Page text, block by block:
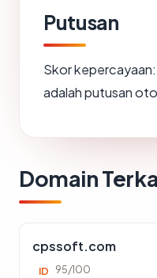
Putusan
Skor kepercayaan:
adalah putusan
Domain
cpssoft.com
ID 95/100